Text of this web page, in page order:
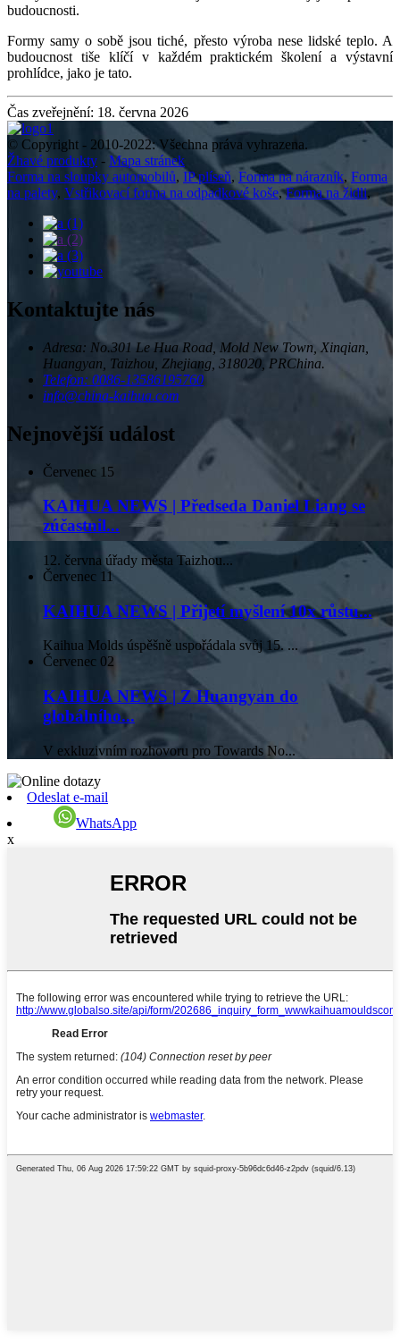
budoucnosti.
Formy samy o sobě jsou tiché, přesto výroba nese lidské teplo. A
budoucnost tiše klíčí v každém praktickém školení a výstavní
prohlídce, jako je tato.
Čas zveřejnění: 18. června 2026
© Copyright - 2010-2022: Všechna práva vyhrazena.
Žhavé produkty - Mapa stránek
Forma na sloupky automobilů, IP plíseň, Forma na nárazník, Forma
na palety, Vstřikovací forma na odpadkové koše,Forma na židli,
Kontaktujte nás
Adresa: No.301 Le Hua Road, Mold New Town, Xinqian,
Huangyan, Taizhou, Zhejiang, 318020, PRChina.
Telefon: 0086-13586195760
info@china-kaihua.com
Nejnovější událost
Červenec 15
KAIHUA NEWS | Předseda Daniel Liang se
zúčastnil...
12. června úřady města Taizhou...
Červenec 11
KAIHUA NEWS | Přijetí myšlení 10x růstu...
Kaihua Molds úspěšně uspořádala svůj 15. ...
Červenec 02
KAIHUA NEWS | Z Huangyan do
globálního...
V exkluzivním rozhovoru pro Towards No...
Odeslat e-mail
WhatsApp
x